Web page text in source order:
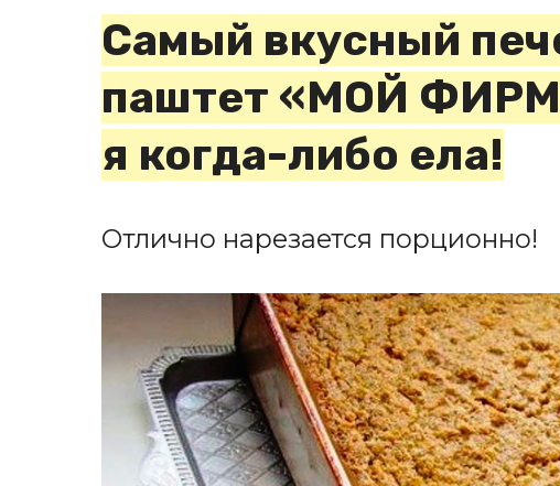
Самый вкусный
паштет «МОЙ
я когда-либо ела!
Отлично нарезается порционно!